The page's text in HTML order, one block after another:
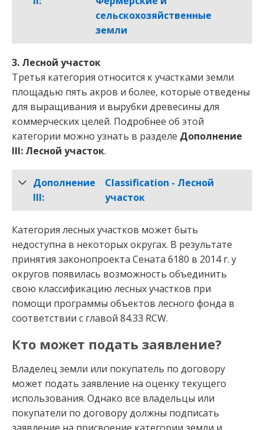
сельскохозяйственные
земли
3. Лесной участок
Третья категория относится к участками земли
площадью пять акров и более, которые отведены
для выращивания и вырубки древесины для
коммерческих целей. Подробнее об этой
категории можно узнать в разделе Дополнение
III: Лесной участок.
Дополнение
III:
Classification - Лесной
участок
Категория лесных участков может быть
недоступна в некоторых округах. В результате
принятия законопроекта Сената 6180 в 2014 г. у
округов появилась возможность объединить
свою классификацию лесных участков при
помощи программы объектов лесного фонда в
соответствии с главой 84.33 RCW.
Кто может подать заявление?
Владелец земли или покупатель по договору
может подать заявление на оценку текущего
использования. Однако все владельцы или
покупатели по договору должны подписать